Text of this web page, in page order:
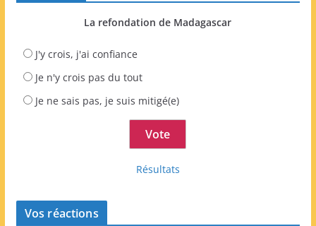
La refondation de Madagascar
J'y crois, j'ai confiance
Je n'y crois pas du tout
Je ne sais pas, je suis mitigé(e)
Résultats
Vos réactions